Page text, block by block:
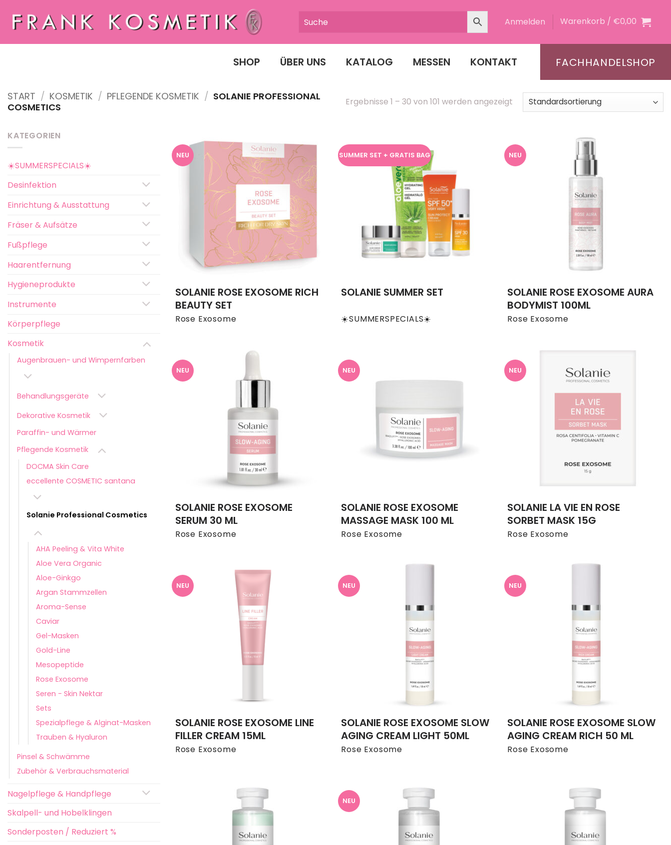
Inhalt
springen
Anmelden Warenkorb / €0,00
SHOP ÜBER UNS KATALOG MESSEN KONTAKT FACHHANDELSHOP
START / KOSMETIK / PFLEGENDE KOSMETIK / SOLANIE PROFESSIONAL
COSMETICS
Ergebnisse 1 – 30 von 101 werden angezeigt
KATEGORIEN
☀️SUMMERSPECIALS☀️
Desinfektion
Einrichtung & Ausstattung
Fräser & Aufsätze
Fußpflege
Haarentfernung
Hygieneprodukte
Instrumente
Körperpflege
Kosmetik
Augenbrauen- und Wimpernfarben
Behandlungsgeräte
Dekorative Kosmetik
Paraffin- und Wärmer
Pflegende Kosmetik
DOCMA Skin Care
eccellente COSMETIC santana
Solanie Professional Cosmetics
AHA Peeling & Vita White
Aloe Vera Organic
Aloe-Ginkgo
Argan Stammzellen
Aroma-Sense
Caviar
Gel-Masken
Gold-Line
Mesopeptide
Rose Exosome
Seren - Skin Nektar
Sets
Spezialpflege & Alginat-Masken
Trauben & Hyaluron
Pinsel & Schwämme
Zubehör & Verbrauchsmaterial
Nagelpflege & Handpflege
Skalpell- und Hobelklingen
Sonderposten / Reduziert %
NEU
Rose Exosome
SOLANIE ROSE EXOSOME RICH
BEAUTY SET
SUMMER SET + GRATIS BAG
☀️SUMMERSPECIALS☀️
SOLANIE SUMMER SET
NEU
Rose Exosome
SOLANIE ROSE EXOSOME AURA
BODYMIST 100ML
NEU
Rose Exosome
SOLANIE ROSE EXOSOME
SERUM 30 ML
NEU
Rose Exosome
SOLANIE ROSE EXOSOME
MASSAGE MASK 100 ML
NEU
Rose Exosome
SOLANIE LA VIE EN ROSE
SORBET MASK 15G
NEU
Rose Exosome
SOLANIE ROSE EXOSOME LINE
FILLER CREAM 15ML
NEU
Rose Exosome
SOLANIE ROSE EXOSOME SLOW
AGING CREAM LIGHT 50ML
NEU
Rose Exosome
SOLANIE ROSE EXOSOME SLOW
AGING CREAM RICH 50 ML
NEU